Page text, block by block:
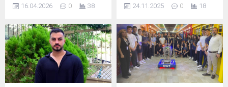
konuşan Vali Mustafa
çok daha güvenli,...
Kahramanmaraş’ta
silahlı saldırılara ilişkin yazılı
bir açıklama yayımladı. Denli,
yaşanan olayları derin bir
üzüntüyle karşıladıklarını
belirterek hem taziye hem
de kınama mesajını
16.04.2026 0 38
olan kıymetli
Kasım Öğretmenler Günü’nü
en içten dileklerimle
kutluyorum.
Başöğretmenimiz Gazi
Mustafa Kemal Atatürk’ün
dediği gibi, “Milletleri
24.11.2025 0 18